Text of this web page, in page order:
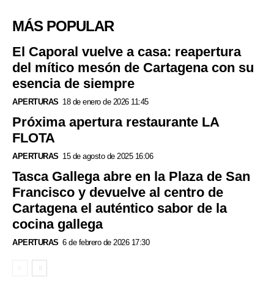
MÁS POPULAR
El Caporal vuelve a casa: reapertura
del mítico mesón de Cartagena con su
esencia de siempre
APERTURAS 18 de enero de 2026 11:45
Próxima apertura restaurante LA
FLOTA
APERTURAS 15 de agosto de 2025 16:06
Tasca Gallega abre en la Plaza de San
Francisco y devuelve al centro de
Cartagena el auténtico sabor de la
cocina gallega
APERTURAS 6 de febrero de 2026 17:30